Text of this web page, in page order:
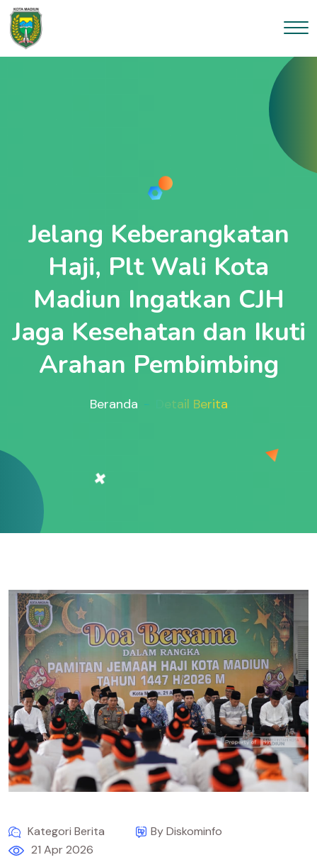
Jelang Keberangkatan
Haji, Plt Wali Kota
Madiun Ingatkan CJH
Jaga Kesehatan dan Ikuti
Arahan Pembimbing
Beranda Detail Berita
Kategori Berita
By Diskominfo
21 Apr 2026